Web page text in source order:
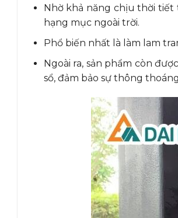
Nhờ khả năng chịu thời
hạng mục ngoài trời.
Phổ biến nhất là làm lam
Ngoài ra, sản phẩm còn
sổ, đảm bảo sự thông